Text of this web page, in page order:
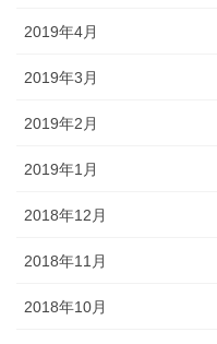
2019年4月
2019年3月
2019年2月
2019年1月
2018年12月
2018年11月
2018年10月